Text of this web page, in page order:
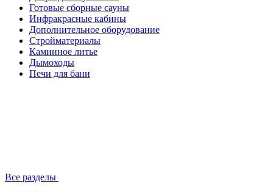
Готовые сборные сауны
Инфракрасные кабины
Дополнительное оборудование
Стройматериалы
Каминное литье
Дымоходы
Печи для бани
Все разделы